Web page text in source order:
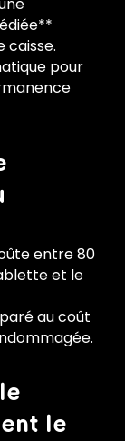
caisse.
pour
entre 80
et le
au coût
le